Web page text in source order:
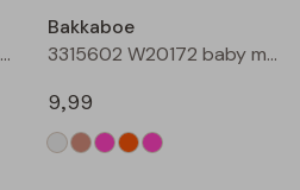
3315602 W20172 baby meisjes T-shirt lm Rose
Bakkaboe
3315602 W20172 baby meisjes T-shirt lm Perzik
9,99